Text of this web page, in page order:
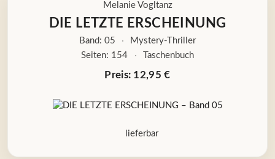
Melanie Vogltanz
DIE LETZTE ERSCHEINUNG
Band: 05 ·
Mystery-Thriller
Seiten: 154
· Taschenbuch
Preis: 12,95 €
lieferbar